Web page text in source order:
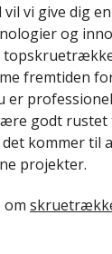
vi give dig
og
fremtiden
er
godt
kommer til
projekter.
om